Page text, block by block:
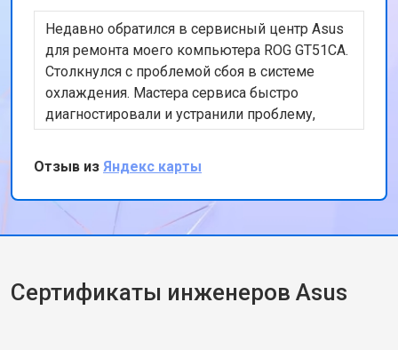
Недавно обратился в сервисный центр Asus
для ремонта моего компьютера ROG GT51CA.
Столкнулся с проблемой сбоя в системе
охлаждения. Мастера сервиса быстро
диагностировали и устранили проблему,
заменив неисправные компоненты. Работа
была выполнена оперативно и качественно.
Цены оказались вполне приемлемыми, и я
остался доволен уровнем обслуживания.
Рекомендую этот сервис всем владельцам
компьютеров Asus.
Отзыв из Яндекс карты
Сертификаты инженеров Asus